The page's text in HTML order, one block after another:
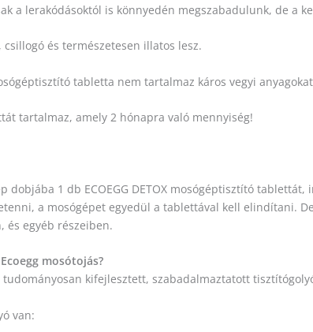
a lerakódásoktól is könnyedén megszabadulunk, de a
csillogó és természetesen illatos lesz.
tabletta nem tartalmaz káros vegyi
tartalmaz, amely 2 hónapra való mennyiség!
dobjába 1 db ECOEGG DETOX mosógéptisztító
a mosógépet egyedül a tablettával kell elindítani.
és egyéb részeiben.
mosótojás?
tudományosan kifejlesztett, szabadalmaztatott
van: